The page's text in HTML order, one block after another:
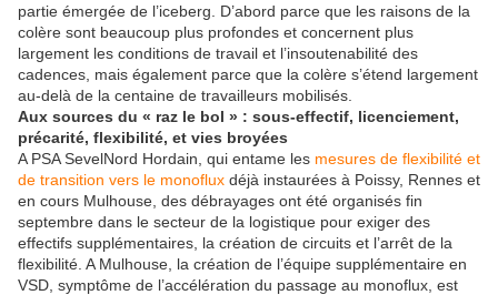
partie émergée de l’iceberg. D’abord parce que les raisons de la
colère sont beaucoup plus profondes et concernent plus
largement les conditions de travail et l’insoutenabilité des
cadences, mais également parce que la colère s’étend largement
au-delà de la centaine de travailleurs mobilisés.
Aux sources du « raz le bol » : sous-effectif, licenciement,
précarité, flexibilité, et vies broyées
A PSA SevelNord Hordain, qui entame les mesures de flexibilité et
de transition vers le monoflux déjà instaurées à Poissy, Rennes et
en cours Mulhouse, des débrayages ont été organisés fin
septembre dans le secteur de la logistique pour exiger des
effectifs supplémentaires, la création de circuits et l’arrêt de la
flexibilité. A Mulhouse, la création de l’équipe supplémentaire en
VSD, symptôme de l’accélération du passage au monoflux, est